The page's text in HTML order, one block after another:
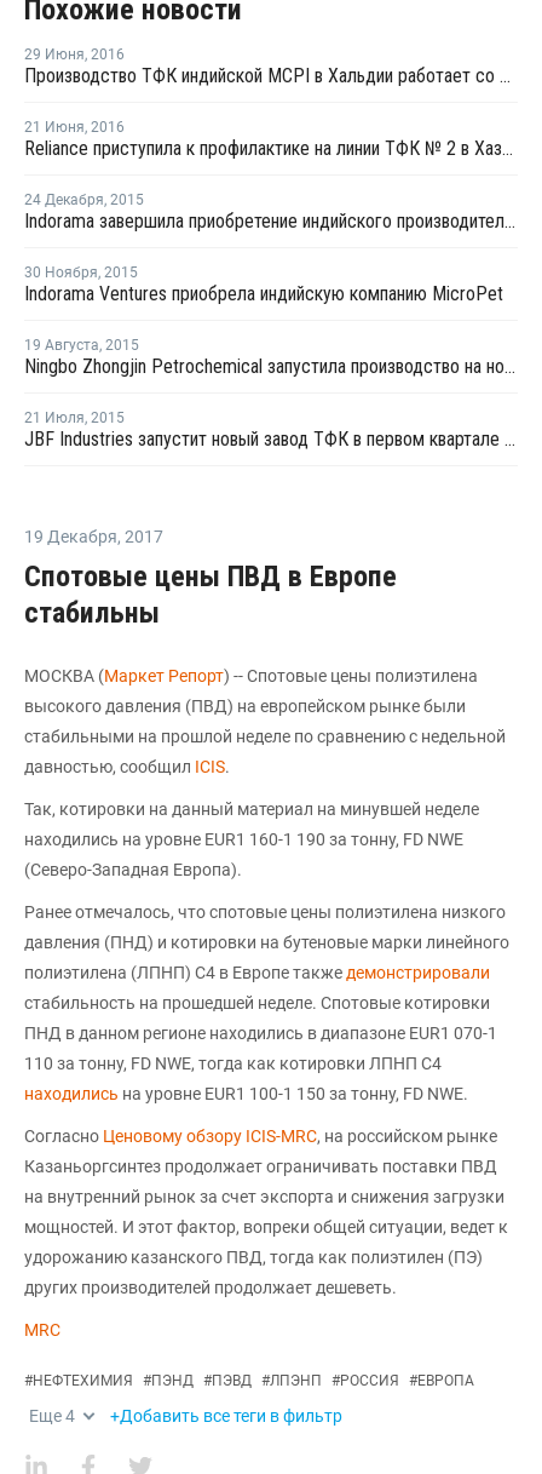
Похожие новости
29 Июня, 2016
Производство ТФК индийской МCPI в Хальдии работает со 100% загрузкой мощностей
21 Июня, 2016
Reliance приступила к профилактике на линии ТФК № 2 в Хазире
24 Декабря, 2015
Indorama завершила приобретение индийского производителя ПЭТ MicroPet
30 Ноября, 2015
Indorama Ventures приобрела индийскую компанию MicroPet
19 Августа, 2015
Ningbo Zhongjin Petrochemical запустила производство на новом заводе параксилола в Китае
21 Июля, 2015
JBF Industries запустит новый завод ТФК в первом квартале 2016 года
19 Декабря, 2017
Спотовые цены ПВД в Европе
стабильны
МОСКВА (Маркет Репорт) -- Спотовые цены полиэтилена
высокого давления (ПВД) на европейском рынке были
стабильными на прошлой неделе по сравнению с недельной
давностью, сообщил ICIS.
Так, котировки на данный материал на минувшей неделе
находились на уровне EUR1 160-1 190 за тонну, FD NWE
(Северо-Западная Европа).
Ранее отмечалось, что спотовые цены полиэтилена низкого
давления (ПНД) и котировки на бутеновые марки линейного
полиэтилена (ЛПНП) С4 в Европе также демонстрировали
стабильность на прошедшей неделе. Спотовые котировки
ПНД в данном регионе находились в диапазоне EUR1 070-1
110 за тонну, FD NWE, тогда как котировки ЛПНП С4
находились на уровне EUR1 100-1 150 за тонну, FD NWE.
Согласно Ценовому обзору ICIS-MRC, на российском рынке
Казаньоргсинтез продолжает ограничивать поставки ПВД
на внутренний рынок за счет экспорта и снижения загрузки
мощностей. И этот фактор, вопреки общей ситуации, ведет к
удорожанию казанского ПВД, тогда как полиэтилен (ПЭ)
других производителей продолжает дешеветь.
MRC
#НЕФТЕХИМИЯ #ПЭНД #ПЭВД #ЛПЭНП #РОССИЯ #ЕВРОПА
Еще4 +Добавить все теги в фильтр